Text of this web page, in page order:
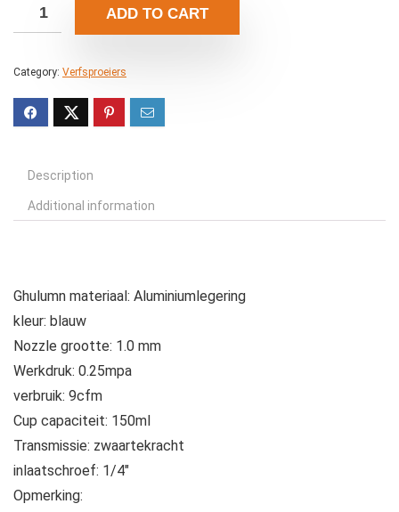
ADD TO CART
Category: Verfsproeiers
Description
Additional information
Ghulumn materiaal: Aluminiumlegering
kleur: blauw
Nozzle grootte: 1.0 mm
Werkdruk: 0.25mpa
verbruik: 9cfm
Cup capaciteit: 150ml
Transmissie: zwaartekracht
inlaatschroef: 1/4″
Opmerking: